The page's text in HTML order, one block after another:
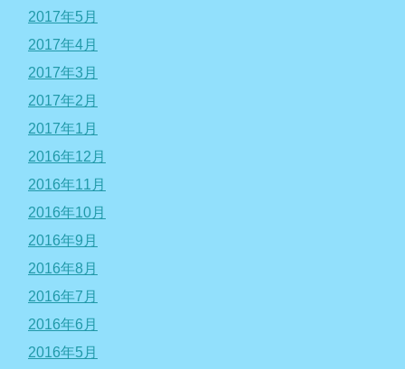
2017年5月
2017年4月
2017年3月
2017年2月
2017年1月
2016年12月
2016年11月
2016年10月
2016年9月
2016年8月
2016年7月
2016年6月
2016年5月